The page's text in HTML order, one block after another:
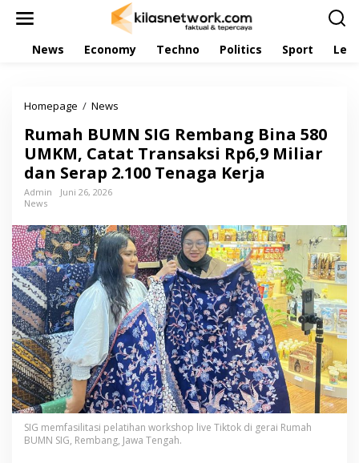
News Economy Techno Politics Sport
Homepage / News
m
a
h
B
S
I
G
R
e
m
b
a
n
g
B
i
n
a
5
Rumah BUMN SIG Rembang Bina 580
UMKM, Catat Transaksi Rp6,9 Miliar
dan Serap 2.100 Tenaga Kerja
Admin
Juni 26, 2026
News
SIG memfasilitasi pelatihan workshop live Tiktok di gerai Rumah
BUMN SIG, Rembang, Jawa Tengah.